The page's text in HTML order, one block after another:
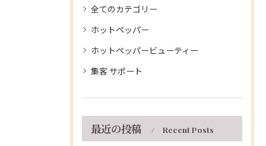
全てのカテゴリー
ホットペッパー
ホットペッパービューティー
集客 サポート
最近の投稿 Recent Posts